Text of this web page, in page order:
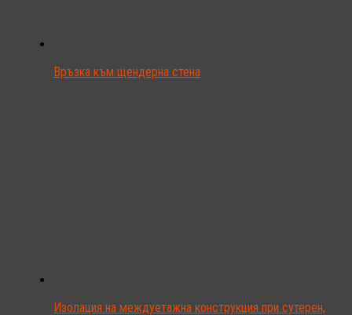
Връзка към щендерна стена
Изолация на междуетажна конструкция при сутерен,